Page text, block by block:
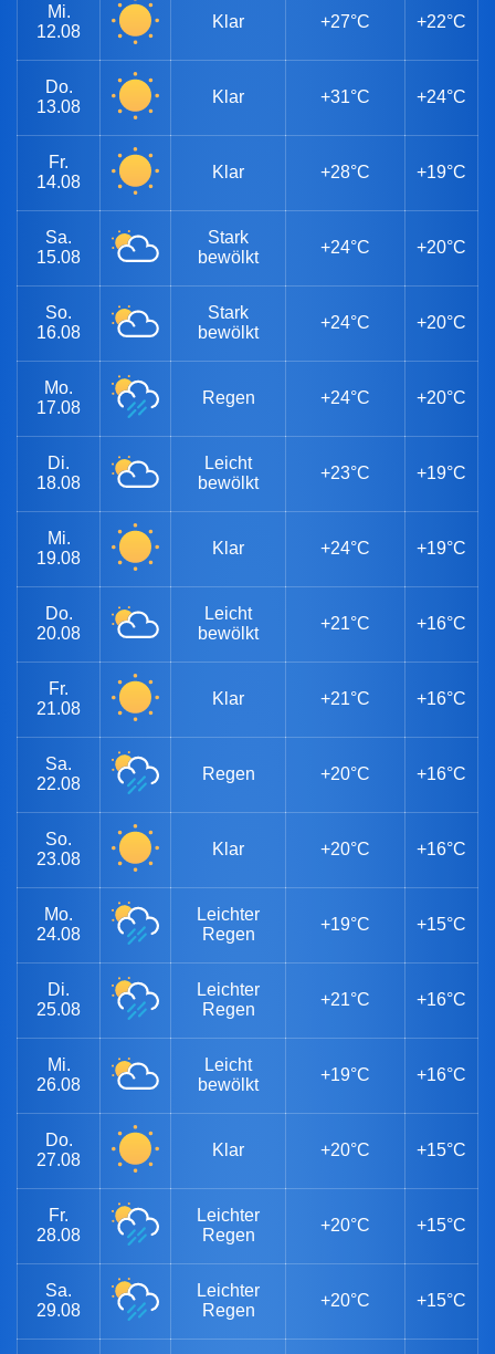
Mi.
12.08
Klar +27°C +22°C
Do.
13.08
Klar +31°C +24°C
Fr.
14.08
Klar +28°C +19°C
Sa.
15.08
Stark
bewölkt
+24°C +20°C
So.
16.08
Stark
bewölkt
+24°C +20°C
Mo.
17.08
Regen +24°C +20°C
Di.
18.08
Leicht
bewölkt
+23°C +19°C
Mi.
19.08
Klar +24°C +19°C
Do.
20.08
Leicht
bewölkt
+21°C +16°C
Fr.
21.08
Klar +21°C +16°C
Sa.
22.08
Regen +20°C +16°C
So.
23.08
Klar +20°C +16°C
Mo.
24.08
Leichter
Regen
+19°C +15°C
Di.
25.08
Leichter
Regen
+21°C +16°C
Mi.
26.08
Leicht
bewölkt
+19°C +16°C
Do.
27.08
Klar +20°C +15°C
Fr.
28.08
Leichter
Regen
+20°C +15°C
Sa.
29.08
Leichter
Regen
+20°C +15°C